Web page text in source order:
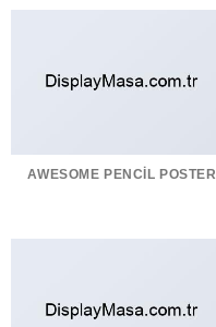
AWESOME PENCIL POSTER